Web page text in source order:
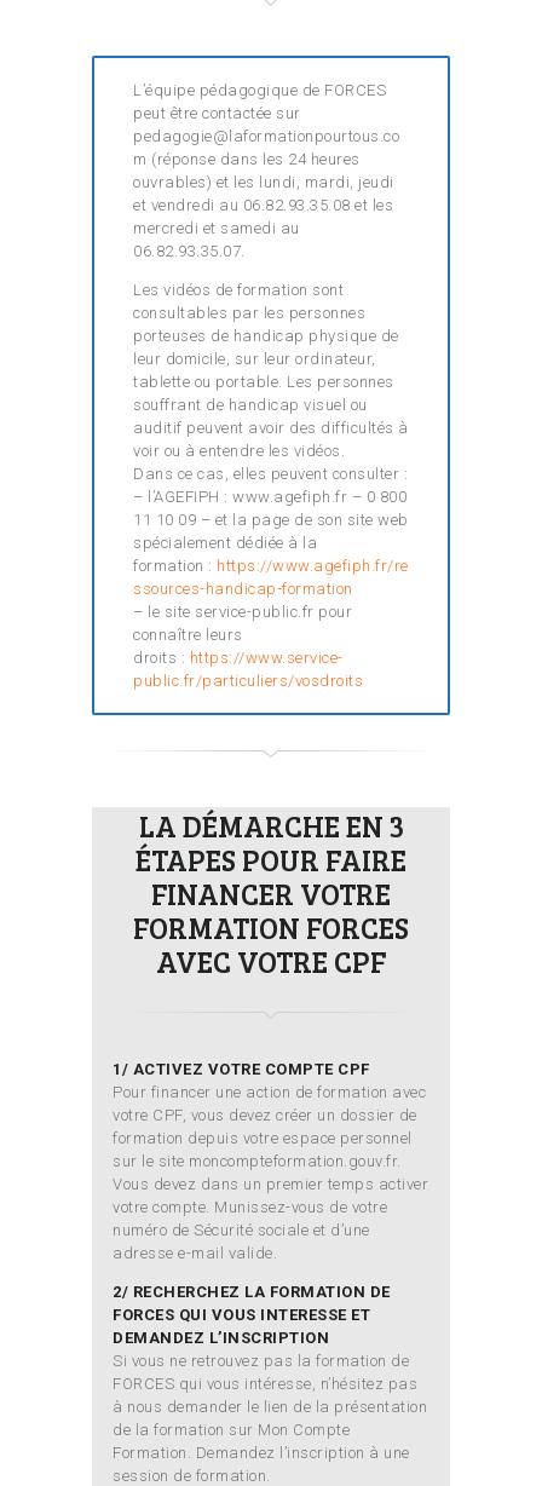
L’équipe pédagogique de FORCES
peut être contactée sur
pedagogie@laformationpourtous.co
m (réponse dans les 24 heures
ouvrables) et les lundi, mardi, jeudi
et vendredi au 06.82.93.35.08 et les
mercredi et samedi au
06.82.93.35.07.
Les vidéos de formation sont
consultables par les personnes
porteuses de handicap physique de
leur domicile, sur leur ordinateur,
tablette ou portable. Les personnes
souffrant de handicap visuel ou
auditif peuvent avoir des difficultés à
voir ou à entendre les vidéos.
Dans ce cas, elles peuvent consulter :
– l’AGEFIPH : www.agefiph.fr – 0 800
11 10 09 – et la page de son site web
spécialement dédiée à la
formation : https://www.agefiph.fr/re
ssources-handicap-formation
– le site service-public.fr pour
connaître leurs
droits : https://www.service-
public.fr/particuliers/vosdroits
LA DÉMARCHE EN 3
ÉTAPES POUR FAIRE
FINANCER VOTRE
FORMATION FORCES
AVEC VOTRE CPF
1/ ACTIVEZ VOTRE COMPTE CPF
Pour financer une action de formation avec
votre CPF, vous devez créer un dossier de
formation depuis votre espace personnel
sur le site moncompteformation.gouv.fr.
Vous devez dans un premier temps activer
votre compte. Munissez-vous de votre
numéro de Sécurité sociale et d’une
adresse e-mail valide.
2/ RECHERCHEZ LA FORMATION DE
FORCES QUI VOUS INTERESSE ET
DEMANDEZ L’INSCRIPTION
Si vous ne retrouvez pas la formation de
FORCES qui vous intéresse, n’hésitez pas
à nous demander le lien de la présentation
de la formation sur Mon Compte
Formation. Demandez l’inscription à une
session de formation.